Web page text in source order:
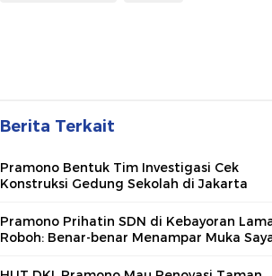
Berita Terkait
Pramono Bentuk Tim Investigasi Cek
Konstruksi Gedung Sekolah di Jakarta
Pramono Prihatin SDN di Kebayoran
Roboh: Benar-benar Menampar Muka